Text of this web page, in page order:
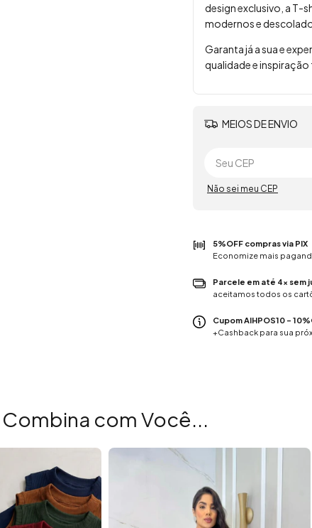
design exclusivo, a T-
modernos e
Garanta já a sua e
qualidade e inspiração
MEIOS DE ENVIO
Não sei meu CEP
5%OFF compras via PIX
Economize mais
Parcele em até 4x sem
aceitamos todos os
Cupom AIHPOS10 -
+Cashback para sua
Combina com Você...